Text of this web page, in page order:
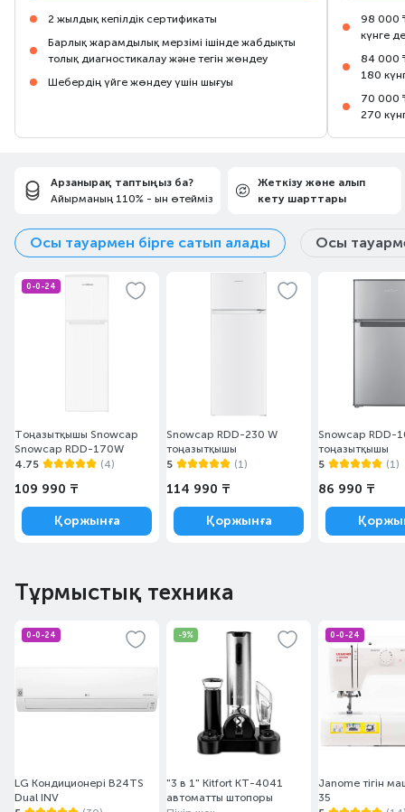
2 жылдық кепілдік сертификаты
Барлық жарамдылық мерзімі ішінде жабдықты
толық диагностикалау және тегін жөндеу
Шебердің үйге жөндеу үшін шығуы
98 000
күнге
84 000
180
70 000
270
Арзанырақ таптыңыз ба?
Айырманың 110% - ын өтейміз
Жеткізу және алып
кету шарттары
Осы тауармен бірге сатып алады Осы
0-0-24
Тоңазытқышы Snowcap
Snowcap RDD-170W
4.75
(4)
109 990 ₸
Қоржынға
Snowcap RDD-230 W
тоңазытқышы
5
(1)
114 990 ₸
Қоржынға
Snowcap RDD-
тоңазытқышы
5
(1)
86 990 ₸
Тұрмыстық техника
0-0-24
LG Кондиционері B24TS
Dual INV
-9%
"3 в 1" Kitfort КТ-4041
автоматты штопоры
0-0-24
Janome тігін
35